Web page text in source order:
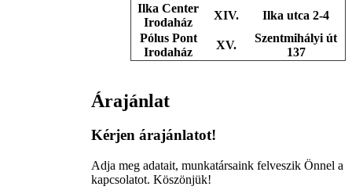
Ilka Center
Irodaház
XIV.
Ilka utca 2-4
Pólus Pont
Irodaház
XV.
Szentmihályi út
137
Árajánlat
Kérjen árajánlatot!
Adja meg adatait, munkatársaink felveszik Önnel a
kapcsolatot. Köszönjük!